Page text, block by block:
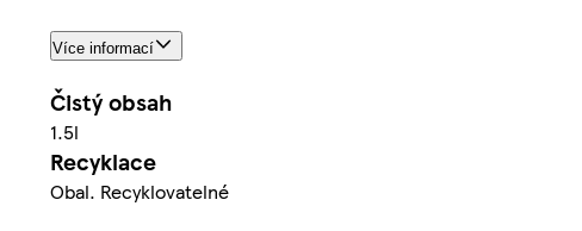
Více informací
Čistý obsah
1.5l
Recyklace
Obal. Recyklovatelné